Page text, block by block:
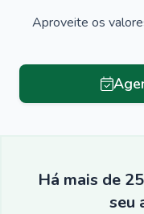
Aproveite os
Há mais de
seu